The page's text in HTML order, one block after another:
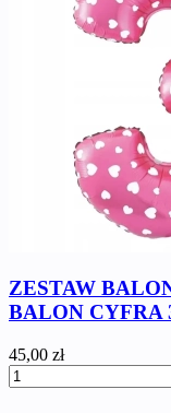
ZESTAW
BALON CYFRA
45,00 zł